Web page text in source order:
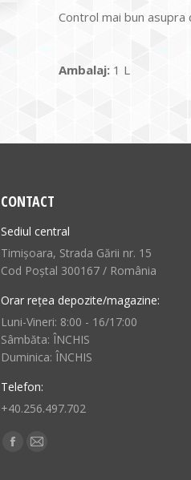
Control mai bun asupra
Ambalaj: 1 L
CONTACT
Sediul central
Timișoara, Strada Gării nr. 15
Cod Poștal 300167 / România
Orar rețea depozite/magazine:
Luni-Vineri: 8:00 - 16/17:00
Sâmbăta: ÎNCHIS
Duminica: ÎNCHIS
Telefon:
+40.256.497.702
Find us on:
Facebook
Mail